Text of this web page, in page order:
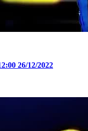
26/12/2022